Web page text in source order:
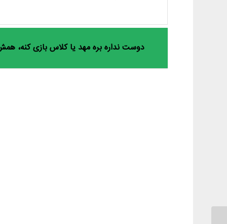
دوست نداره بره مهد یا کلاس بازی کنه،